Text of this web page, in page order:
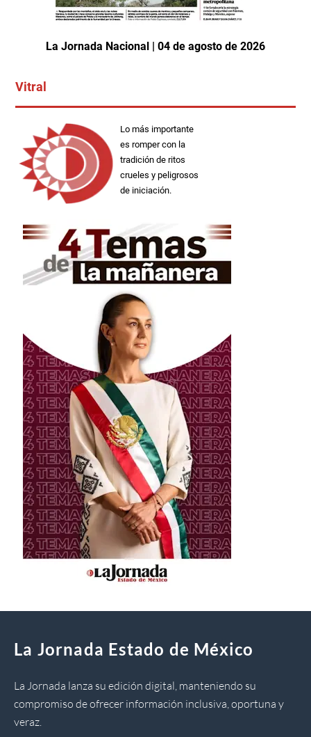
La Jornada Nacional | 04 de agosto de 2026
Vitral
Lo más importante
es romper con la
tradición de ritos
crueles y peligrosos
de iniciación.
La Jornada Estado de México
La Jornada lanza su edición digital, manteniendo su
compromiso de ofrecer información inclusiva, oportuna y
veraz.